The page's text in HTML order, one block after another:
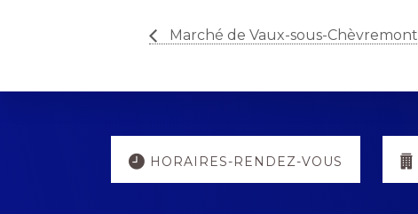
Marché de Vaux-sous-Chèvremont
Explore
more
HORAIRES-RENDEZ-VOUS